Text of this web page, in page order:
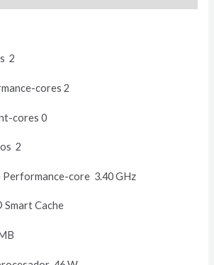
2
cores 2
cores 0
2
Performance-core 3.40 GHz
Cache